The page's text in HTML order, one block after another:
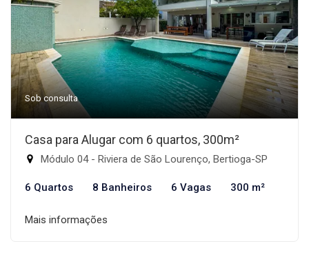
Sob consulta
Casa para Alugar com 6 quartos, 300m²
Módulo 04 - Riviera de São Lourenço, Bertioga-SP
6 Quartos 8 Banheiros 6 Vagas 300 m²
Mais informações